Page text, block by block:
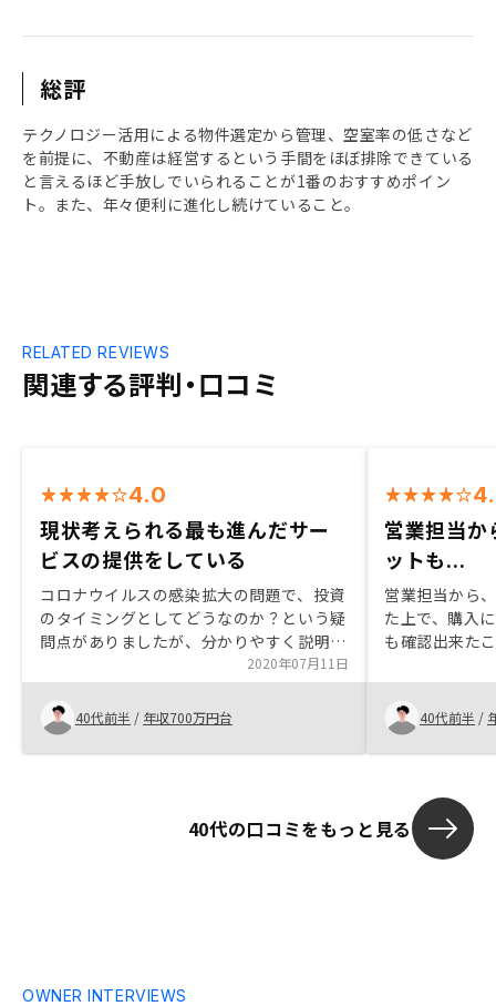
総評
テクノロジー活用による物件選定から管理、空室率の低さなど
を前提に、不動産は経営するという手間をほぼ排除できている
と言えるほど手放しでいられることが1番のおすすめポイン
ト。また、年々便利に進化し続けていること。
関連する評判・口コミ
RELATED REVIEWS
4.0
現状考えられる最も進んだサー
ビスの提供をしている
コロナウイルスの感染拡大の問題で、投資
のタイミングとしてどうなのか？という疑
問点がありましたが、分かりやすく説明し
ていただいて決断できました。複数物件の
候補がある中で、どちらを選択したら良い
か分からない、という現実があり、セール
スの方のお考えが一番決め手となりまし
た。現状考え得る、最も進んだサービスを
2020年07月11日
40代前半 / 年収700万円台
営業担当か
ットも...
営業担当から
た上で、購入
も確認出来た
で、地図上で
ような工夫が
思います。
40代前半 /
40代の口コミをもっと見る
OWNER INTERVIEWS